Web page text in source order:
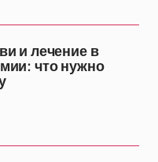
и лечение в
что нужно